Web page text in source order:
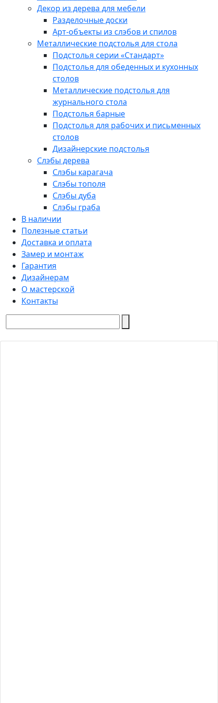
Декор из дерева для мебели
Разделочные доски
Арт-объекты из слэбов и спилов
Металлические подстолья для стола
Подстолья серии «Стандарт»
Подстолья для обеденных и кухонных
столов
Металлические подстолья для
журнального стола
Подстолья барные
Подстолья для рабочих и письменных
столов
Дизайнерские подстолья
Слэбы дерева
Слэбы карагача
Слэбы тополя
Слэбы дуба
Слэбы граба
В наличии
Полезные статьи
Доставка и оплата
Замер и монтаж
Гарантия
Дизайнерам
О мастерской
Контакты